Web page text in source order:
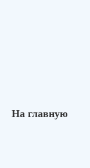
На главную